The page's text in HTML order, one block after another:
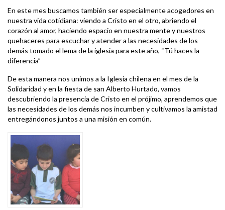
En este mes buscamos también ser especialmente acogedores en
nuestra vida cotidiana: viendo a Cristo en el otro, abriendo el
corazón al amor, haciendo espacio en nuestra mente y nuestros
quehaceres para escuchar y atender a las necesidades de los
demás tomado el lema de la iglesia para este año, “Tú haces la
diferencia”
De esta manera nos unimos a la Iglesia chilena en el mes de la
Solidaridad y en la fiesta de san Alberto Hurtado, vamos
descubriendo la presencia de Cristo en el prójimo, aprendemos que
las necesidades de los demás nos incumben y cultivamos la amistad
entregándonos juntos a una misión en común.